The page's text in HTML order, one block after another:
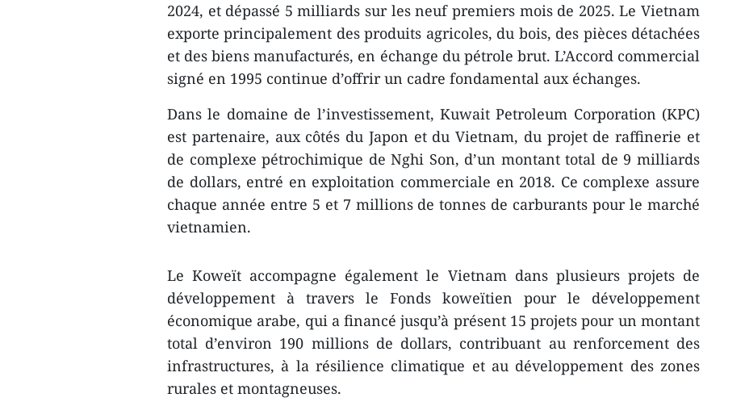
2024, et dépassé 5 milliards sur les neuf premiers mois de 2025. Le Vietnam
exporte principalement des produits agricoles, du bois, des pièces détachées
et des biens manufacturés, en échange du pétrole brut. L’Accord commercial
signé en 1995 continue d’offrir un cadre fondamental aux échanges.
Dans le domaine de l’investissement, Kuwait Petroleum Corporation (KPC)
est partenaire, aux côtés du Japon et du Vietnam, du projet de raffinerie et
de complexe pétrochimique de Nghi Son, d’un montant total de 9 milliards
de dollars, entré en exploitation commerciale en 2018. Ce complexe assure
chaque année entre 5 et 7 millions de tonnes de carburants pour le marché
vietnamien.
Le Koweït accompagne également le Vietnam dans plusieurs projets de
développement à travers le Fonds koweïtien pour le développement
économique arabe, qui a financé jusqu’à présent 15 projets pour un montant
total d’environ 190 millions de dollars, contribuant au renforcement des
infrastructures, à la résilience climatique et au développement des zones
rurales et montagneuses.